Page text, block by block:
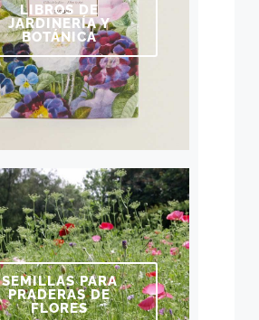
LIBROS DE
JARDINERÍA Y
BOTÁNICA
SEMILLAS PARA
PRADERAS DE
FLORES